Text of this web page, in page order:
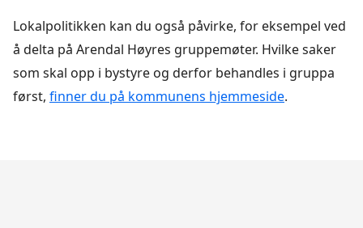
Lokalpolitikken kan du også påvirke, for eksempel ved
å delta på Arendal Høyres gruppemøter. Hvilke saker
som skal opp i bystyre og derfor behandles i gruppa
først, finner du på kommunens hjemmeside.